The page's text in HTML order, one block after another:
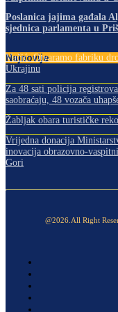
Poslanica jajima gađala
sjednica parlamenta u
Najnovije
Vučić: Otvaramo fabriku
Ukrajinu
Za 48 sati policija
saobraćaju, 48 vozača
Žabljak obara turističke
Vrijedna donacija
inovacija obrazovno-
Gori
@2026.All Right